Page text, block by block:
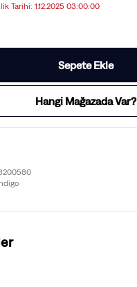
Tarihi: 1.12.2025 03:00:00
Sepete Ekle
Hangi Mağazada Var?